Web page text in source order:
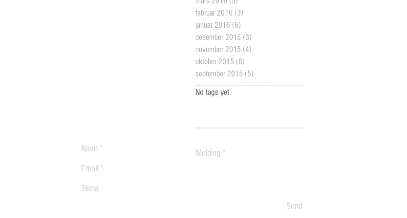
februar 2016 (3)
januar 2016 (6)
desember 2015 (3)
november 2015 (4)
oktober 2015 (6)
september 2015 (5)
No tags yet.
Send